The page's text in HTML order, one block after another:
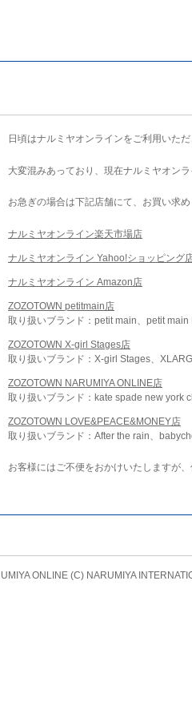
日頃はナルミヤオンラインをご利用いた
大変混みあっており、現在ナルミヤオン
お急ぎの場合は下記店舗にて、お買い求め
ナルミヤオンライン楽天市場店
ナルミヤオンライン Yahoo!ショッピング
ナルミヤオンライン Amazon店
ZOZOTOWN petitmain店
取り扱いブランド：petit main、petit main
ZOZOTOWN X-girl Stages店
取り扱いブランド：X-girl Stages、
ZOZOTOWN NARUMIYA ONLINE店
取り扱いブランド：kate spade new york
ZOZOTOWN LOVE&PEACE&MONEY店
取り扱いブランド：After the rain、
お客様にはご不便をおかけいたしますが